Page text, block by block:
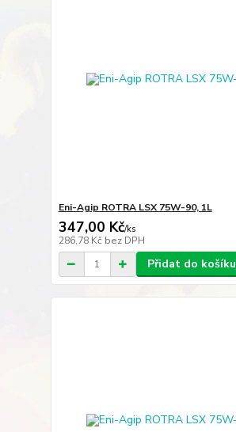
Eni-Agip ROTRA LSX 75W-90, 1L
347,00 Kč/ks
286,78 Kč bez DPH
Přidat do košíku